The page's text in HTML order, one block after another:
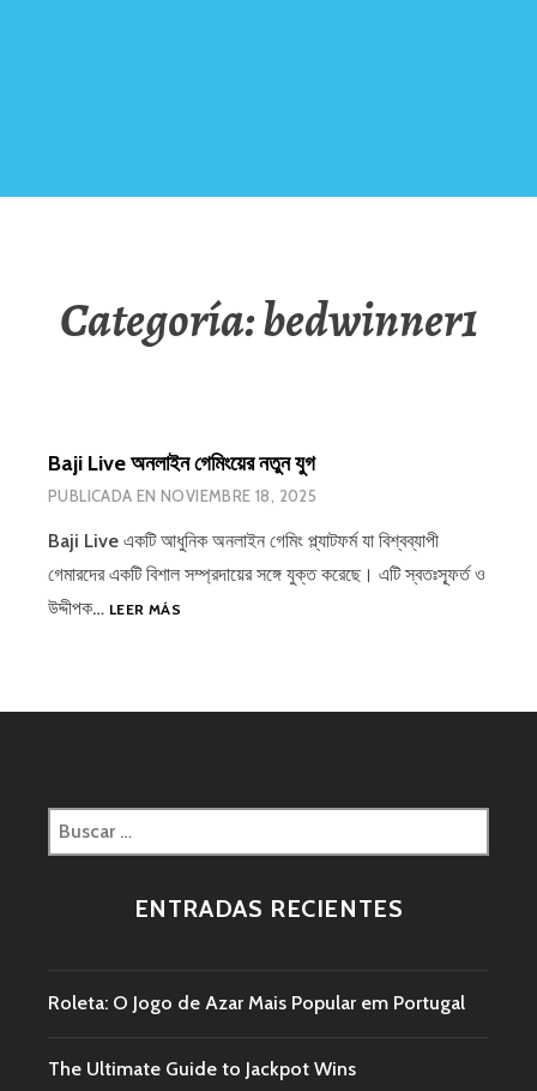
Categoría:bedwinner1
Baji Live অনলাইন গেমিংয়ের নতুন যুগ
PUBLICADA ENNOVIEMBRE 18, 2025
Baji Live একটি আধুনিক অনলাইন গেমিং প্ল্যাটফর্ম যা বিশ্বব্যাপী
গেমারদের একটি বিশাল সম্প্রদায়ের সঙ্গে যুক্ত করেছে। এটি স্বতঃস্ফূর্ত ও
উদ্দীপক… LEER MÁS
ENTRADAS RECIENTES
Roleta: O Jogo de Azar Mais Popular em Portugal
The Ultimate Guide to Jackpot Wins